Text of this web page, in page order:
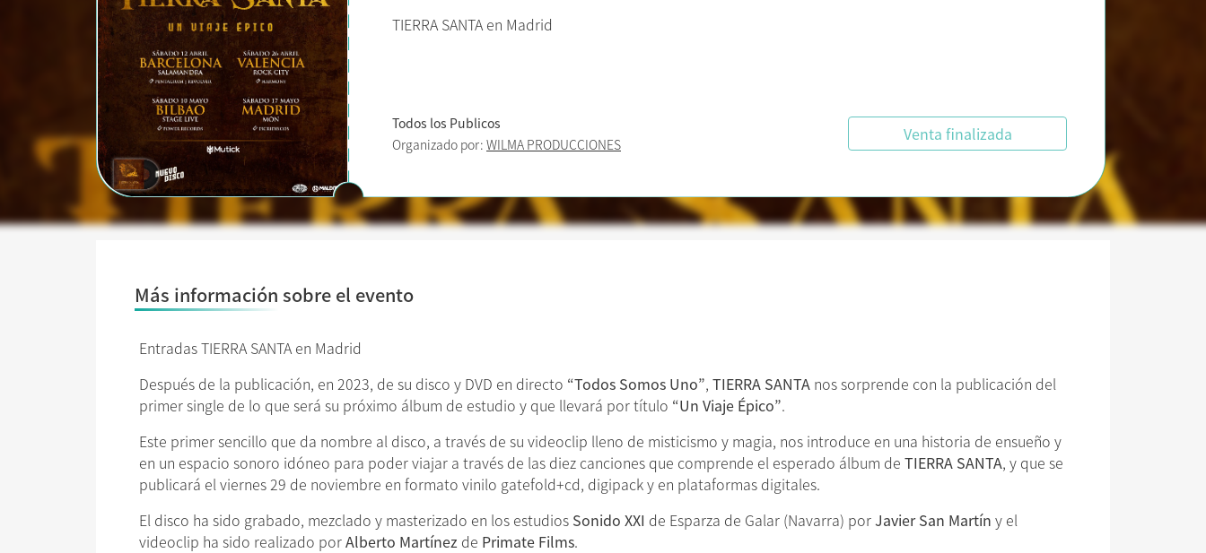
TIERRA SANTA en Madrid
Todos los Publicos
Organizado por: WILMA PRODUCCIONES Venta finalizada
Más información sobre el evento
Entradas TIERRA SANTA en Madrid
Después de la publicación, en 2023, de su disco y DVD en directo “Todos Somos Uno”, TIERRA SANTA nos sorprende con la publicación del
primer single de lo que será su próximo álbum de estudio y que llevará por título “Un Viaje Épico”.
Este primer sencillo que da nombre al disco, a través de su videoclip lleno de misticismo y magia, nos introduce en una historia de ensueño y
en un espacio sonoro idóneo para poder viajar a través de las diez canciones que comprende el esperado álbum de TIERRA SANTA, y que se
publicará el viernes 29 de noviembre en formato vinilo gatefold+cd, digipack y en plataformas digitales.
El disco ha sido grabado, mezclado y masterizado en los estudios Sonido XXI de Esparza de Galar (Navarra) porJavier San Martín y el
videoclip ha sido realizado porAlberto Martínez de Primate Films.